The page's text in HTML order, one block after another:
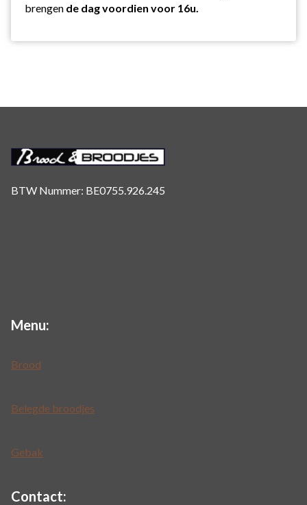
brengen de dag voordien voor 16u.
BTW Nummer: BE0755.926.245
Menu:
Brood
Belegde broodjes
Gebak
Contact: